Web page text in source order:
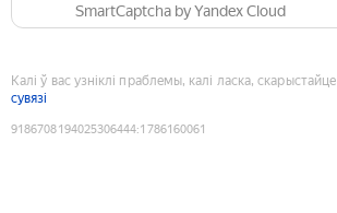
SmartCaptcha by Yandex Cloud
Калі ў вас узніклі праблемы, калі ласка, скарыстайце
сувязі
9186708194025306444:1786160061